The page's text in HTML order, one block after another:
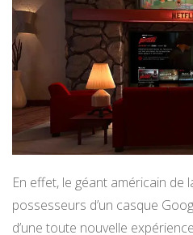
En effet, le géant américain de
possesseurs d’un casque
d’une toute nouvelle